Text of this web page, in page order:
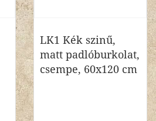
LK1 Kék szinű,
matt padlóburkolat,
csempe, 60x120 cm